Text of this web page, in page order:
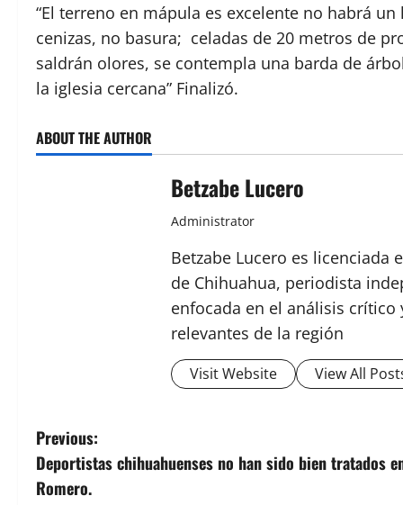
“El terreno en mápula es excelente no habrá
cenizas, no basura; celadas de 20 metros de
saldrán olores, se contempla una barda de
la iglesia cercana” Finalizó.
ABOUT THE AUTHOR
Betzabe Lucero
Administrator
Betzabe Lucero es licenciada
de Chihuahua, periodista
enfocada en el análisis
relevantes de la región
Visit Website View All
P
o
Previous:
Deportistas chihuahuenses no han sido bien tratados
Romero.